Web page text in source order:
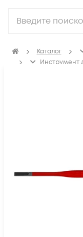
Каталог
Инструмент